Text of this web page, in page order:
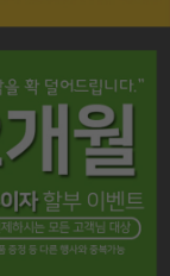
프